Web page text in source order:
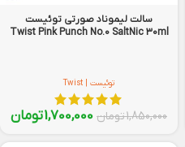
سالت لیموناد صورتی توئیست
Twist Pink Punch No.0 SaltNic 30ml
توئیست | Twist
1,850,000تومان 1,700,000تومان